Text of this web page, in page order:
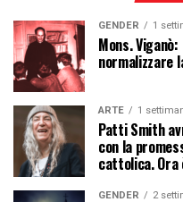
GENDER 1
Mons.
normalizzare
ARTE 1
Patti Smith
con la
cattolica. Ora
GENDER 2